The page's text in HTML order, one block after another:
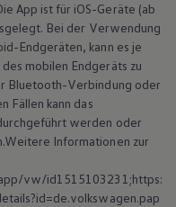
ID. Polo
zum
App ist für iOS-Geräte (ab
Bei der Verwendung
Endgeräten, kann es je
mobilen Endgeräts zu
Bluetooth-Verbindung oder
Fällen kann das
werden oder
Informationen zur
vw/id1515103231;https: